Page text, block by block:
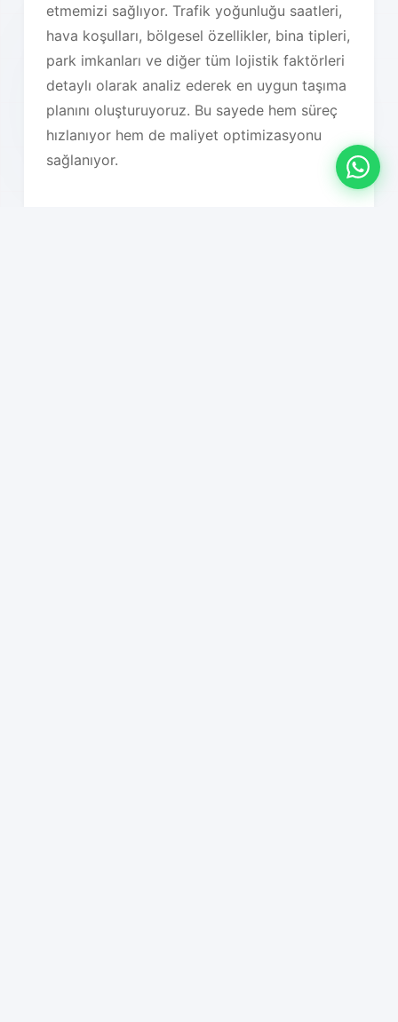
etmemizi sağlıyor. Trafik yoğunluğu saatleri,
hava koşulları, bölgesel özellikler, bina tipleri,
park imkanları ve diğer tüm lojistik faktörleri
detaylı olarak analiz ederek en uygun taşıma
planını oluşturuyoruz. Bu sayede hem süreç
hızlanıyor hem de maliyet optimizasyonu
sağlanıyor.